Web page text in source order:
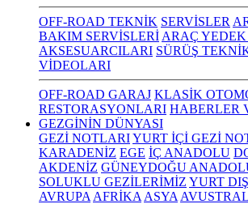
OFF-ROAD TEKNİK SERVİSLER
BAKIM SERVİSLERİ ARAÇ
AKSESUARCILARI SÜRÜŞ
VİDEOLARI
OFF-ROAD GARAJ KLASİK
RESTORASYONLARI HABERLER
GEZGİNİN DÜNYASI
GEZİ NOTLARIYURT İÇİ GEZİ
KARADENİZ EGE İÇ ANADOLU
AKDENİZ GÜNEYDOĞU
SOLUKLU GEZİLERİMİZ YURT
AVRUPA AFRİKA ASYA